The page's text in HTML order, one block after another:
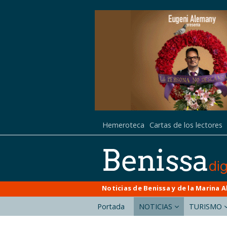
Hemeroteca Cartas de los lectores
Noticias de Benissa y de la Marina
Portada NOTICIAS TURISMO